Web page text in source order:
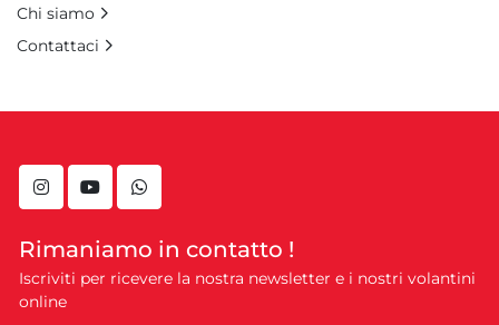
instagramyoutubewhatsapp
Rimaniamo in contatto !
Iscriviti per ricevere la nostra newsletter e i nostri volantini
online
Chi siamo
Contattaci